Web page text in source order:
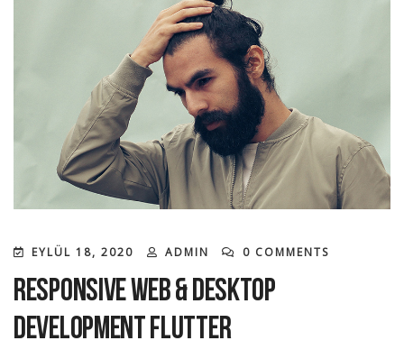
EYLÜL 18, 2020 ADMIN 0 COMMENTS
Responsive Web & Desktop
Development Flutter